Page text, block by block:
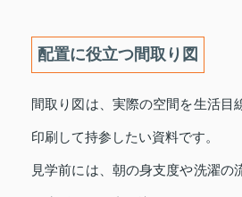
配置に役立つ間取り図
間取り図は、実際の空間を生活目
印刷して持参したい資料です。
見学前には、朝の身支度や洗濯の